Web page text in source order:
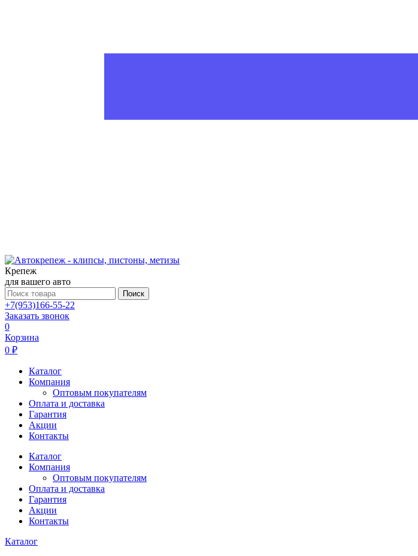
Крепеж
для вашего авто
Поиск
+7(953)166-55-22
Заказать звонок
0
Корзина
0 ₽
Каталог
Компания
Оптовым покупателям
Оплата и доставка
Гарантия
Акции
Контакты
Каталог
Компания
Оптовым покупателям
Оплата и доставка
Гарантия
Акции
Контакты
Каталог